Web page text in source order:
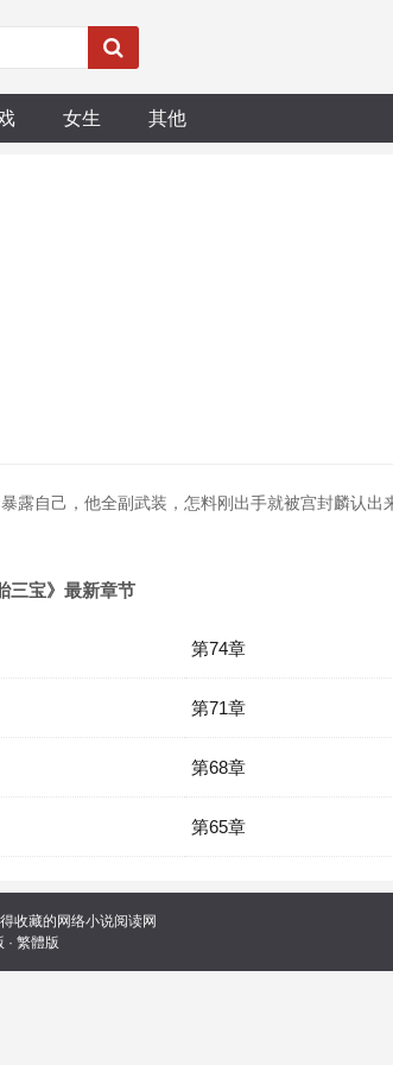
女生 其他
露自己，他全副武装，怎料刚出手就被宫封麟认出
三宝》最新章节
第74章
第71章
第68章
第65章
收藏的网络小说阅读网
· 繁體版